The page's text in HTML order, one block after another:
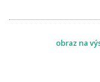
obraz na